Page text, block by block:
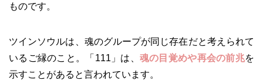
ものです。
ツインソウルは、魂のグループが同じ存在だと考えられて
いるご縁のこと。「111」は、 魂の目覚めや再会の前兆を
示すことがあると言われています。